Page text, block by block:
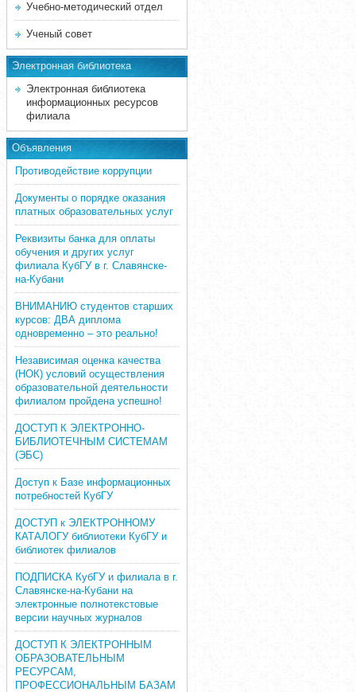
Учебно-методический отдел
Ученый совет
Электронная библиотека
Электронная библиотека
информационных ресурсов
филиала
Объявления
Противодействие коррупции
Документы о порядке оказания
платных образовательных услуг
Реквизиты банка для оплаты
обучения и других услуг
филиала КубГУ в г. Славянске-
на-Кубани
ВНИМАНИЮ студентов старших
курсов: ДВА диплома
одновременно – это реально!
Независимая оценка качества
(НОК) условий осуществления
образовательной деятельности
филиалом пройдена успешно!
ДОСТУП К ЭЛЕКТРОННО-
БИБЛИОТЕЧНЫМ СИСТЕМАМ
(ЭБС)
Доступ к Базе информационных
потребностей КубГУ
ДОСТУП к ЭЛЕКТРОННОМУ
КАТАЛОГУ библиотеки КубГУ и
библиотек филиалов
ПОДПИСКА КубГУ и филиала в г.
Славянске-на-Кубани на
электронные полнотекстовые
версии научных журналов
ДОСТУП К ЭЛЕКТРОННЫМ
ОБРАЗОВАТЕЛЬНЫМ
РЕСУРСАМ,
ПРОФЕССИОНАЛЬНЫМ БАЗАМ